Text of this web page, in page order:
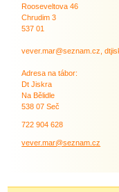
Rooseveltova 46
Chrudim 3
537 01
vever.mar@seznam.cz,
Adresa na tábor:
Dt Jiskra
Na Bělidle
538 07 Seč
722 904 628
vever.mar@seznam.cz